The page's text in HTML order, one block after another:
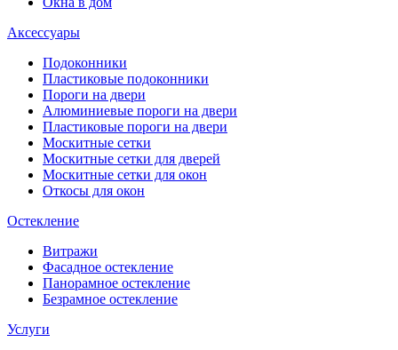
Аксессуары
Подоконники
Пластиковые подоконники
Пороги на двери
Алюминиевые пороги на двери
Пластиковые пороги на двери
Москитные сетки
Москитные сетки для дверей
Москитные сетки для окон
Откосы для окон
Остекление
Витражи
Фасадное остекление
Панорамное остекление
Безрамное остекление
Услуги